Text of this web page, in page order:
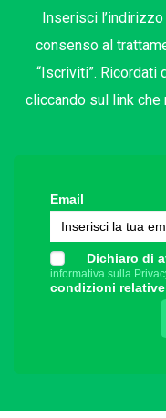
Inserisci
consenso al
“Iscriviti”. Ricordati
cliccando sul link che
Email
Dichiaro di
informativa sulla
condizioni